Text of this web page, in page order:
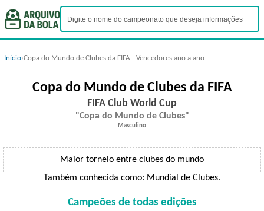
Início›Copa do Mundo de Clubes da FIFA - Vencedores ano a ano
Copa do Mundo de Clubes da FIFA
FIFA Club World Cup
Copa do Mundo de Clubes
Masculino
Maior torneio entre clubes do mundo
Também conhecida como: Mundial de Clubes.
Campeões de todas edições